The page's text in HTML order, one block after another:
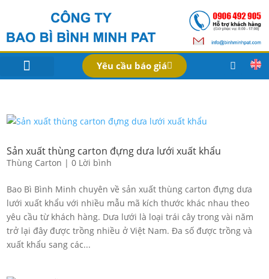
Yêu cầu báo giá
Sản xuất thùng carton đựng dưa lưới xuất khẩu
Thùng Carton |0 Lời bình
Bao Bì Bình Minh chuyên về sản xuất thùng carton đựng dưa
lưới xuất khẩu với nhiều mẫu mã kích thước khác nhau theo
yêu cầu từ khách hàng. Dưa lưới là loại trái cây trong vài năm
trở lại đây được trồng nhiều ở Việt Nam. Đa số được trồng và
xuất khẩu sang các...